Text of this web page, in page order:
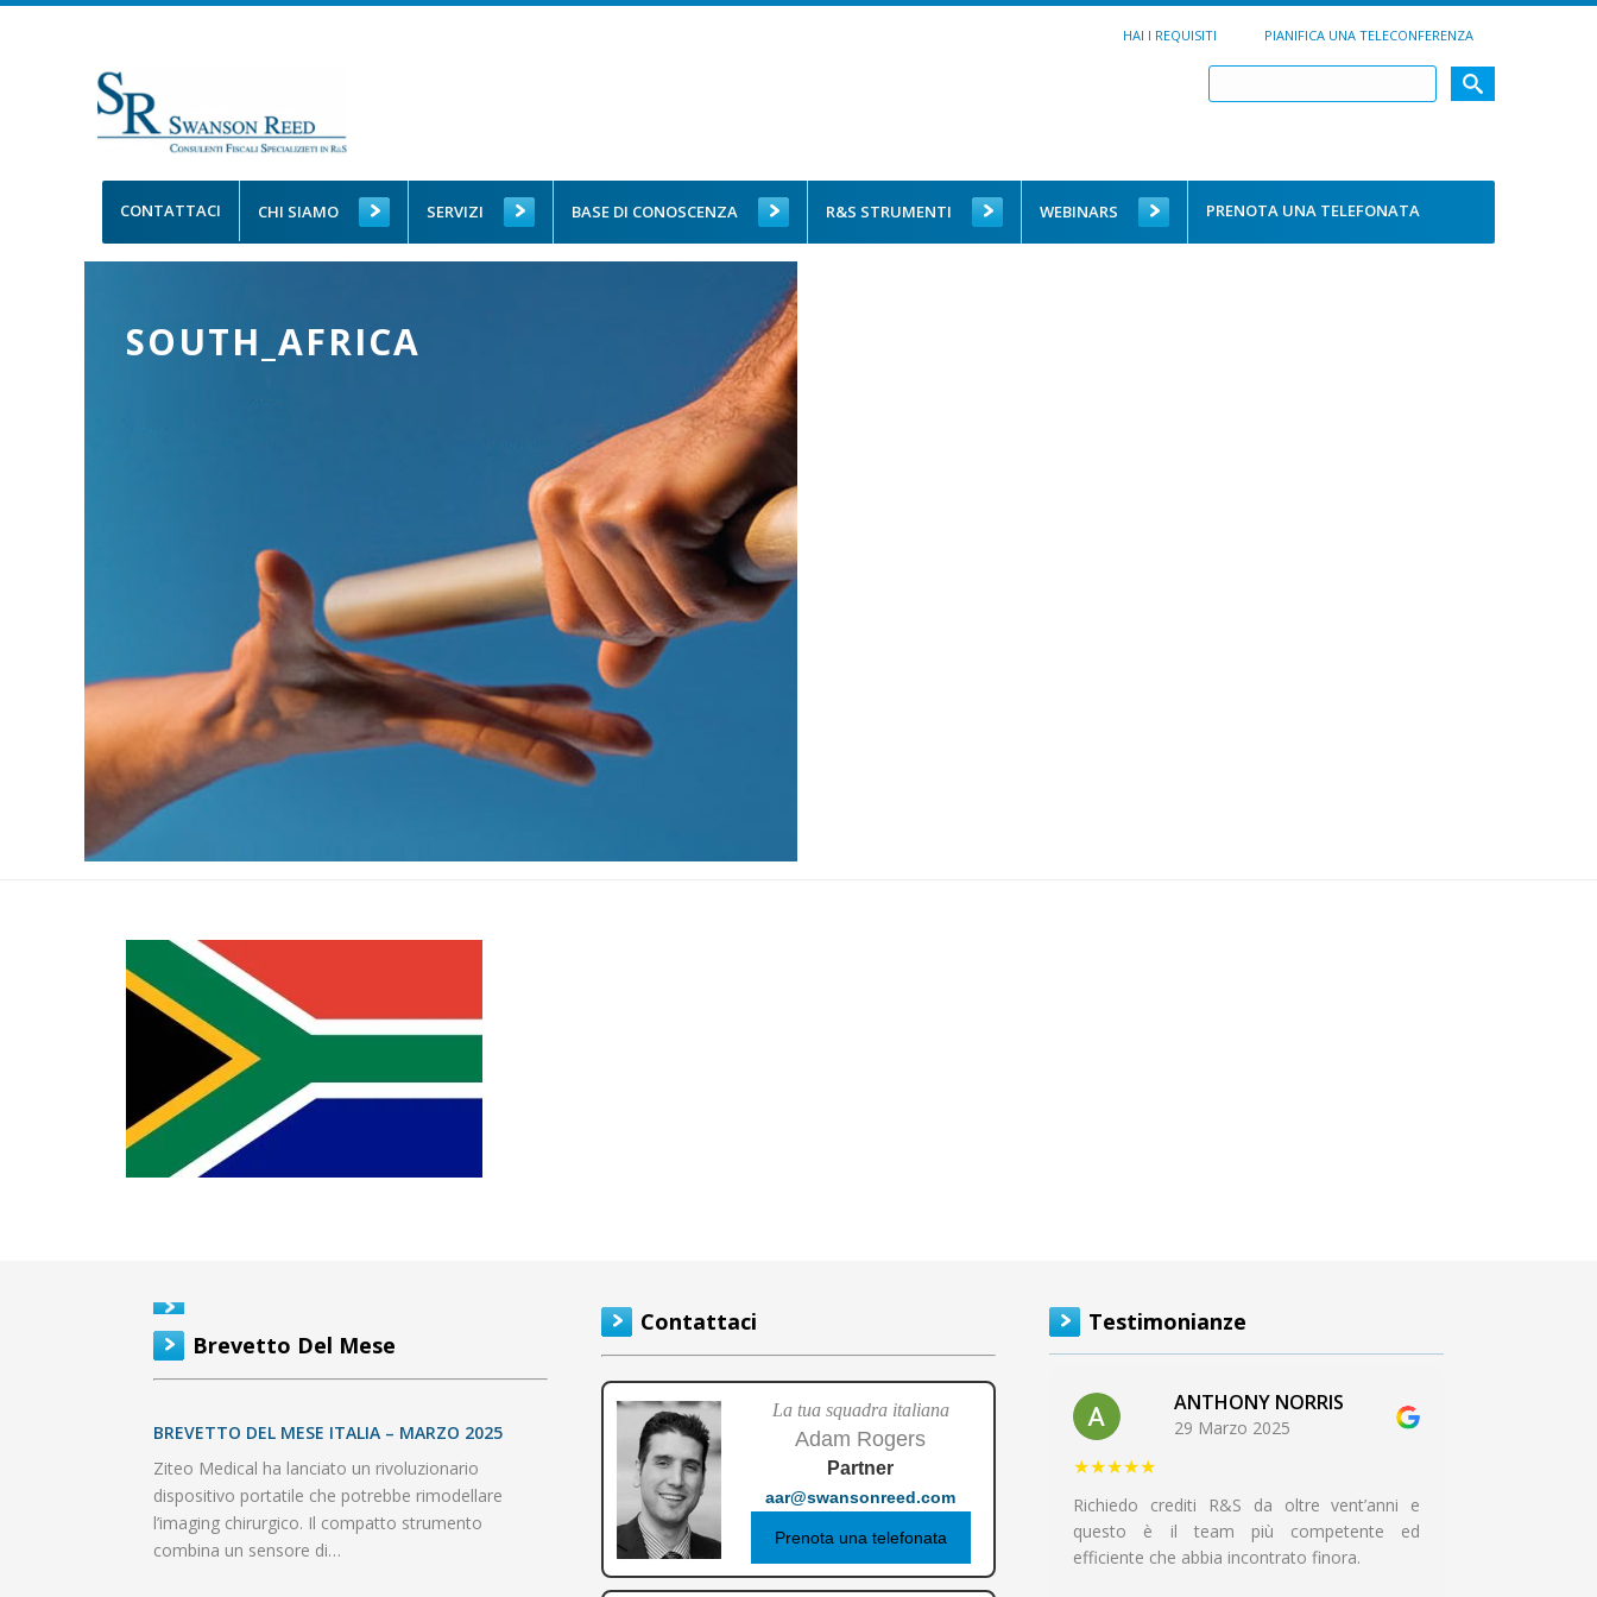
HAI I REQUISITI PIANIFICA UNA TELECONFERENZA
CONTATTACI CHI SIAMO SERVIZI BASE DI CONOSCENZA R&S STRUMENTI WEBINARS PRENOTA UNA TELEFONATA
SOUTH_AFRICA
Brevetto Del Mese
BREVETTO DEL MESE ITALIA – MARZO 2025
Ziteo Medical ha lanciato un rivoluzionario
dispositivo portatile che potrebbe rimodellare
l’imaging chirurgico. Il compatto strumento
combina un sensore di…
Contattaci
La tua squadra italiana
Adam Rogers
Partner
aar@swansonreed.com
Prenota una telefonata
Testimonianze
ANTHONY NORRIS
29 Marzo 2025
★★★★★
Richiedo crediti R&S da oltre vent’anni e
questo è il team più competente ed
efficiente che abbia incontrato finora.